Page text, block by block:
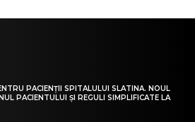
PACIENȚII SPITALULUI SLATINA. NOUL
PACIENTULUI ȘI REGULI SIMPLIFICATE LA